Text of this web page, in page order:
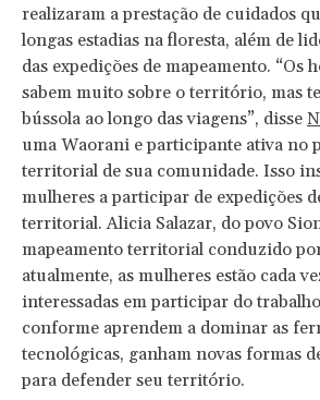
realizaram a prestação de cuidados
longas estadias na floresta, além de
das expedições de mapeamento. “Os
sabem muito sobre o território, mas
bússola ao longo das viagens”, disse
uma Waorani e participante ativa no
territorial de sua comunidade. Isso
mulheres a participar de expedições
territorial. Alicia Salazar, do povo
mapeamento territorial conduzido
atualmente, as mulheres estão cada
interessadas em participar do
conforme aprendem a dominar as
tecnológicas, ganham novas formas
para defender seu território.